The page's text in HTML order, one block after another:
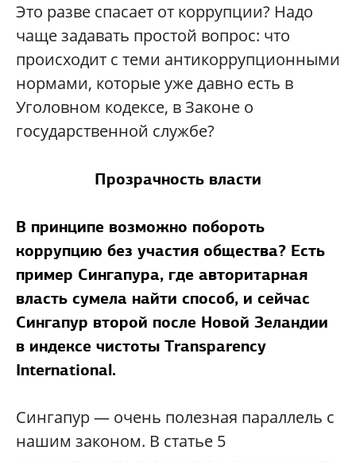
Это разве спасает от коррупции? Надо
чаще задавать простой вопрос: что
происходит с теми антикоррупционными
нормами, которые уже давно есть в
Уголовном кодексе, в Законе о
государственной службе?
Прозрачность власти
В принципе возможно побороть
коррупцию без участия общества? Есть
пример Сингапура, где авторитарная
власть сумела найти способ, и сейчас
Сингапур второй после Новой Зеландии
в индексе чистоты Transparency
International.
Сингапур — очень полезная параллель с
нашим законом. В статье 5